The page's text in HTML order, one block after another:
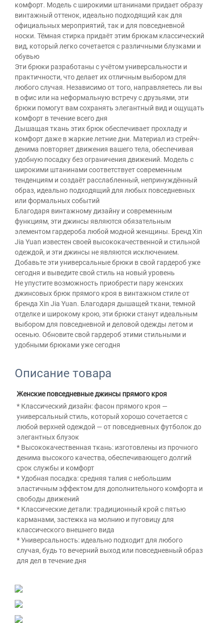
комфорт. Модель с широкими штанинами придает образу
винтажный оттенок, идеально подходящий как для
официальных мероприятий, так и для повседневной
носки. Тёмная стирка придаёт этим брюкам классический
вид, который легко сочетается с различными блузками и
обувью
Эти брюки разработаны с учётом универсальности и
практичности, что делает их отличным выбором для
любого случая. Независимо от того, направляетесь ли вы
в офис или на неформальную встречу с друзьями, эти
брюки помогут вам сохранять элегантный вид и ощущать
комфорт в течение всего дня
Дышащая ткань этих брюк обеспечивает прохладу и
комфорт даже в жаркие летние дни. Материал из стрейч-
денима повторяет движения вашего тела, обеспечивая
удобную посадку без ограничения движений. Модель с
широкими штанинами соответствует современным
тенденциям и создаёт расслабленный, непринуждённый
образ, идеально подходящий для любых повседневных
или формальных событий
Благодаря винтажному дизайну и современным
функциям, эти джинсы являются обязательным
элементом гардероба любой модной женщины. Бренд Xin
Jia Yuan известен своей высококачественной и стильной
одеждой, и эти джинсы не являются исключением.
Добавьте эти универсальные брюки в свой гардероб уже
сегодня и выведите свой стиль на новый уровень
Не упустите возможность приобрести пару женских
джинсовых брюк прямого кроя в винтажном стиле от
бренда Xin Jia Yuan. Благодаря дышащей ткани, темной
отделке и широкому крою, эти брюки станут идеальным
выбором для повседневной и деловой одежды летом и
осенью. Обновите свой гардероб этими стильными и
удобными брюками уже сегодня
Описание товара
Женские повседневные джинсы прямого кроя
* Классический дизайн: фасон прямого кроя —
универсальный стиль, который хорошо сочетается с
любой верхней одеждой — от повседневных футболок до
элегантных блузок
* Высококачественная ткань: изготовлены из прочного
денима высокого качества, обеспечивающего долгий
срок службы и комфорт
* Удобная посадка: средняя талия с небольшим
эластичным эффектом для дополнительного комфорта и
свободы движений
* Классические детали: традиционный крой с пятью
карманами, застежка на молнию и пуговицу для
классического внешнего вида
* Универсальность: идеально подходит для любого
случая, будь то вечерний выход или повседневный образ
для дел в течение дня